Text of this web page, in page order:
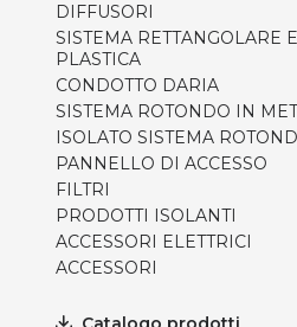
DIFFUSORI
SISTEMA RETTANGOLARE
PLASTICA
CONDOTTO DARIA
SISTEMA ROTONDO IN
ISOLATO SISTEMA
PANNELLO DI ACCESSO
FILTRI
PRODOTTI ISOLANTI
ACCESSORI ELETTRICI
ACCESSORI